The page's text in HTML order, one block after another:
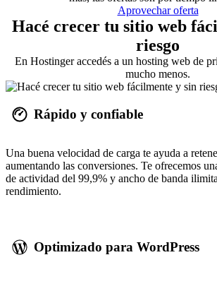
Aprovechar oferta
Hacé crecer tu sitio web
riesgo
En Hostinger accedés a un hosting web de
mucho menos.
Rápido y confiable
Una buena velocidad de carga te ayuda a
aumentando las conversiones. Te ofrecemos
de actividad del 99,9% y ancho de banda
rendimiento.
Optimizado para WordPress